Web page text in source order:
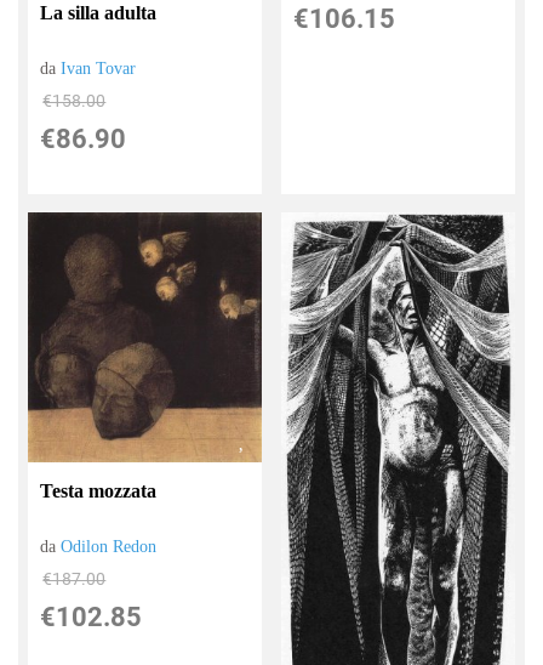
La silla adulta
daIvan Tovar
€158.00
€86.90
€106.15
Testa mozzata
daOdilon Redon
€187.00
€102.85